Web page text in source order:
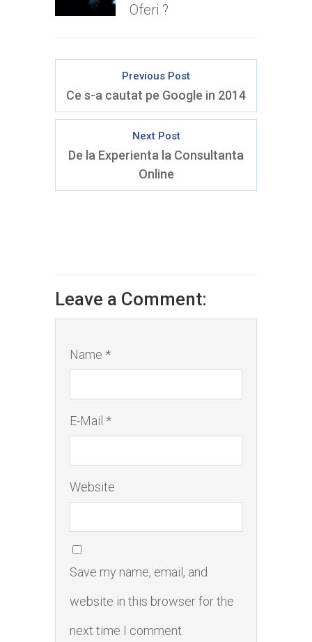
Oferi ?
Previous Post
Ce s-a cautat pe Google in 2014
Next Post
De la Experienta la Consultanta
Online
Leave a Comment:
Name *
E-Mail *
Website
Save my name, email, and
website in this browser for the
next time I comment.